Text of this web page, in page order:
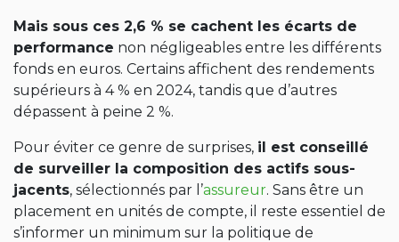
Mais sous ces 2,6 % se cachent les écarts de
performance non négligeables entre les différents
fonds en euros. Certains affichent des rendements
supérieurs à 4 % en 2024, tandis que d’autres
dépassent à peine 2 %.
Pour éviter ce genre de surprises, il est conseillé
de surveiller la composition des actifs sous-
jacents, sélectionnés par l’assureur. Sans être un
placement en unités de compte, il reste essentiel de
s’informer un minimum sur la politique de